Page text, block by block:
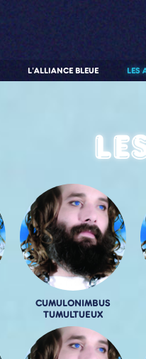
LES
L'ALLIANCE BLEUE
CUMULONIMBUS
TUMULTUEUX